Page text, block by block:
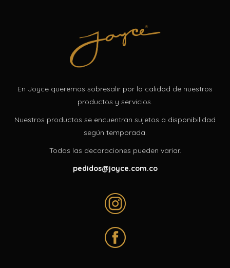
En Joyce queremos sobresalir por la calidad de nuestros
productos y servicios.
Nuestros productos se encuentran sujetos a disponibilidad
según temporada.
Todas las decoraciones pueden variar.
pedidos@joyce.com.co